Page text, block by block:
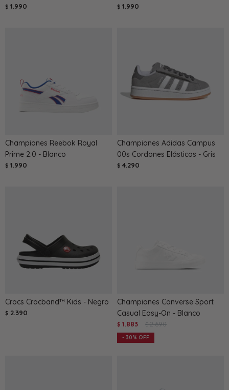
$ 1.990 $ 1.990
Championes Reebok Royal
Prime 2.0 - Blanco
$ 1.990
Championes Adidas Campus
00s Cordones Elásticos - Gris
$ 4.290
Crocs Crocband™ Kids - Negro
$ 2.390
Championes Converse Sport
Casual Easy-On - Blanco
$ 1.883 $ 2.690
30